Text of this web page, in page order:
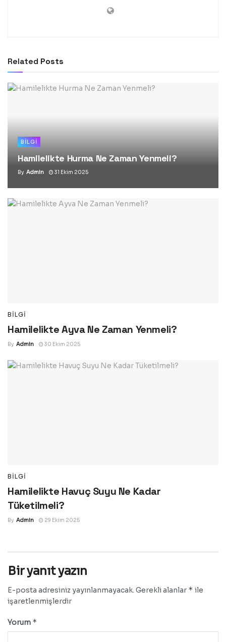
Related Posts
BILGI
Hamilelikte Hurma Ne Zaman Yenmeli?
By Admin 31 Ekim 2025
BILGI
Hamilelikte Ayva Ne Zaman Yenmeli?
By Admin 30 Ekim 2025
BILGI
Hamilelikte Havuç Suyu Ne Kadar
Tüketilmeli?
By Admin 29 Ekim 2025
Bir yanıt yazın
E-posta adresiniz yayınlanmayacak. Gerekli alanlar * ile
işaretlenmişlerdir
Yorum *